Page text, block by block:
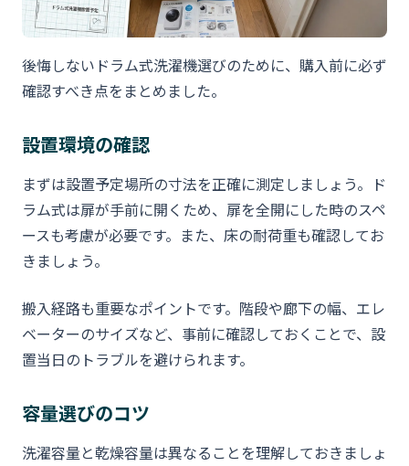
後悔しないドラム式洗濯機選びのために、購入前に必ず
確認すべき点をまとめました。
設置環境の確認
まずは設置予定場所の寸法を正確に測定しましょう。ド
ラム式は扉が手前に開くため、扉を全開にした時のスペ
ースも考慮が必要です。また、床の耐荷重も確認してお
きましょう。
搬入経路も重要なポイントです。階段や廊下の幅、エレ
ベーターのサイズなど、事前に確認しておくことで、設
置当日のトラブルを避けられます。
容量選びのコツ
洗濯容量と乾燥容量は異なることを理解しておきましょ